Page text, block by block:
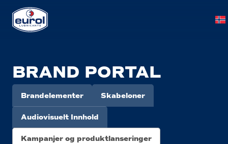
BRAND PORTAL
Brandelementer Skabeloner
Audiovisuelt Innhold
Kampanjer og produktlanseringer